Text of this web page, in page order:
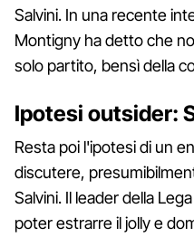
Salvini. In una recente
Montigny ha detto che
solo partito, bensì della
Ipotesi outsider:
Resta poi l'ipotesi di un
discutere,
Salvini. Il leader della
poter estrarre il jolly e